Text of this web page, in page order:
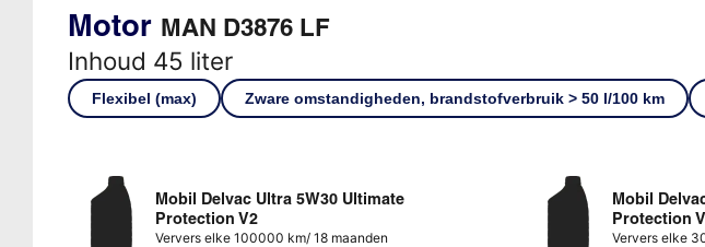
Motor MAN D3876 LF
Inhoud 45 liter
Flexibel (max) Zware omstandigheden, brandstofverbruik > 50 l/100 km
Mobil Delvac Ultra 5W30 Ultimate
Protection V2
Ververs elke 100000 km/ 18 maanden
Mobil
Protection
Ververs elke